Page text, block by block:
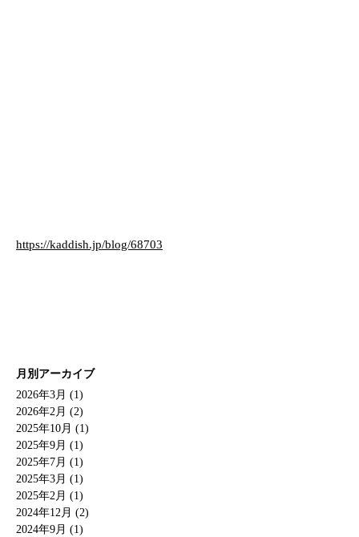
https://kaddish.jp/blog/68703
月別アーカイブ
2026年3月 (1)
2026年2月 (2)
2025年10月 (1)
2025年9月 (1)
2025年7月 (1)
2025年3月 (1)
2025年2月 (1)
2024年12月 (2)
2024年9月 (1)